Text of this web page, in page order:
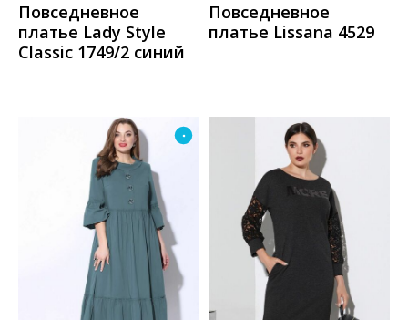
Повседневное
платье Lady Style
Classic 1749/2 синий
Повседневное
платье Lissana 4529